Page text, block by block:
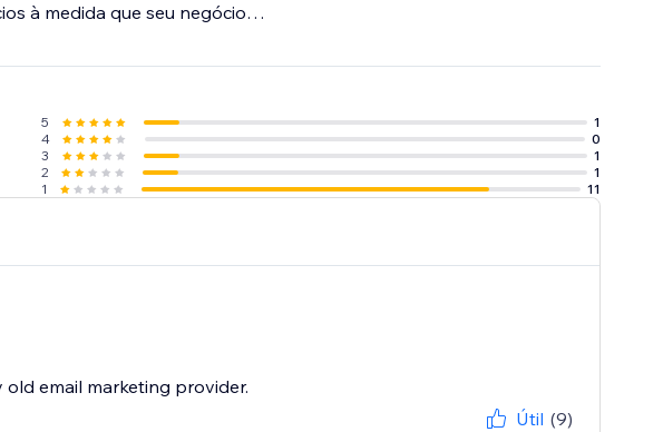
à medida que seu negócio
5
1
4
0
3
1
2
1
1
11
old email marketing provider.
Útil (9)